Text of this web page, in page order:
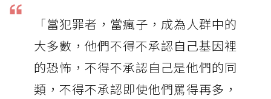
「當犯罪者，當瘋子，成為人群中的
大多數，他們不得不承認自己基因裡
的恐怖，不得不承認自己是他們的同
類，不得不承認即使他們罵得再多，